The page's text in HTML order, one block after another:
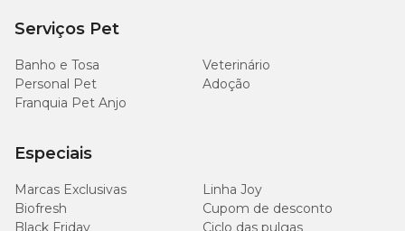
Serviços Pet
Banho e Tosa
Veterinário
Personal Pet
Adoção
Franquia Pet Anjo
Especiais
Marcas Exclusivas
Linha Joy
Biofresh
Cupom de desconto
Black Friday
Ciclo das pulgas